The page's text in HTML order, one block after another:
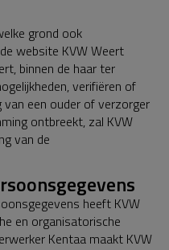
grond ook
website KVW Weert
binnen de haar ter
verifiëren of
een ouder of verzorger
ontbreekt, zal KVW
van de
heeft KVW
en organisatorische
Kentaa maakt KVW